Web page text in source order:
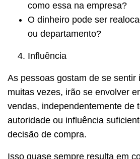
como essa na empresa?
O dinheiro pode ser
ou departamento?
Influência
As pessoas gostam de se sentir
muitas vezes, irão se envolver
vendas, independentemente de
autoridade ou influência
decisão de compra.
Isso quase sempre resulta em